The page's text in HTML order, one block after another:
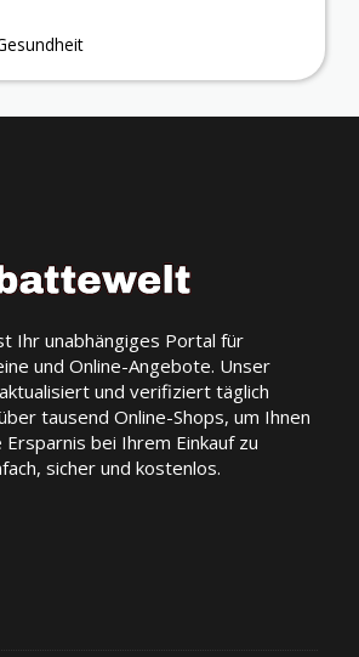
Ihr unabhängiges Portal für
und Online-Angebote. Unser
und verifiziert täglich
tausend Online-Shops, um Ihnen
bei Ihrem Einkauf zu
sicher und kostenlos.